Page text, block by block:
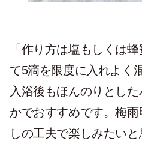
「作り方は塩もしくは
て5滴を限度に入れよく
入浴後もほんのりとし
かでおすすめです。梅
しの工夫で楽しみたいと